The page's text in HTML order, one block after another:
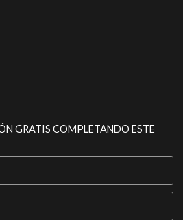
GRATIS COMPLETANDO ESTE